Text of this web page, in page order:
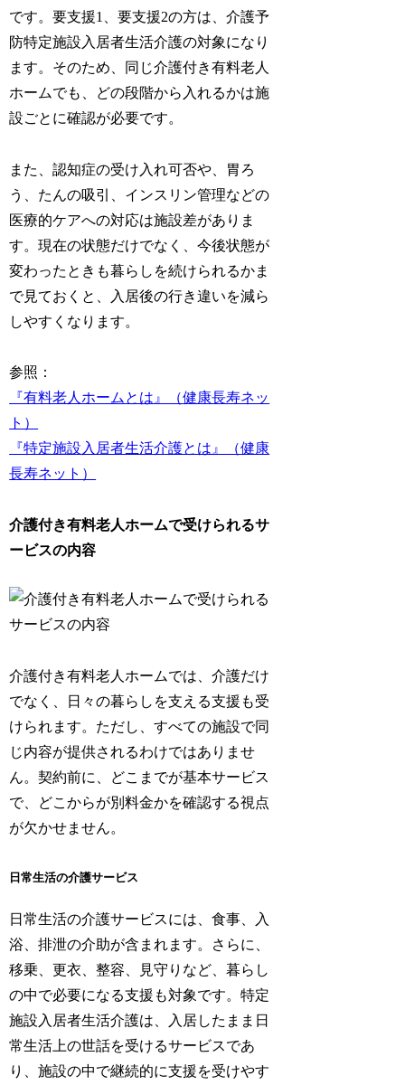
です。要支援1、要支援2の方は、介護予
防特定施設入居者生活介護の対象になり
ます。そのため、同じ介護付き有料老人
ホームでも、どの段階から入れるかは施
設ごとに確認が必要です。
また、認知症の受け入れ可否や、胃ろ
う、たんの吸引、インスリン管理などの
医療的ケアへの対応は施設差がありま
す。現在の状態だけでなく、今後状態が
変わったときも暮らしを続けられるかま
で見ておくと、入居後の行き違いを減ら
しやすくなります。
参照：
『有料老人ホームとは』（健康長寿ネッ
ト）
『特定施設入居者生活介護とは』（健康
長寿ネット）
介護付き有料老人ホームで受けられるサ
ービスの内容
介護付き有料老人ホームでは、介護だけ
でなく、日々の暮らしを支える支援も受
けられます。ただし、すべての施設で同
じ内容が提供されるわけではありませ
ん。契約前に、どこまでが基本サービス
で、どこからが別料金かを確認する視点
が欠かせません。
日常生活の介護サービス
日常生活の介護サービスには、食事、入
浴、排泄の介助が含まれます。さらに、
移乗、更衣、整容、見守りなど、暮らし
の中で必要になる支援も対象です。特定
施設入居者生活介護は、入居したまま日
常生活上の世話を受けるサービスであ
り、施設の中で継続的に支援を受けやす